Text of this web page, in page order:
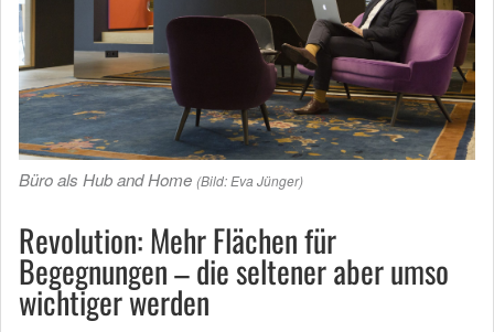
Büro als Hub and Home (Bild: Eva Jünger)
Revolution: Mehr Flächen für
Begegnungen – die seltener aber umso
wichtiger werden